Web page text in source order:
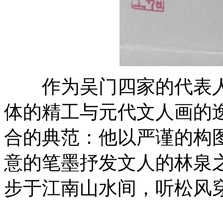
作为吴门四家的代表
体的精工与元代文人画的
合的典范：他以严谨的构
意的笔墨抒发文人的林泉
步于江南山水间，听松风